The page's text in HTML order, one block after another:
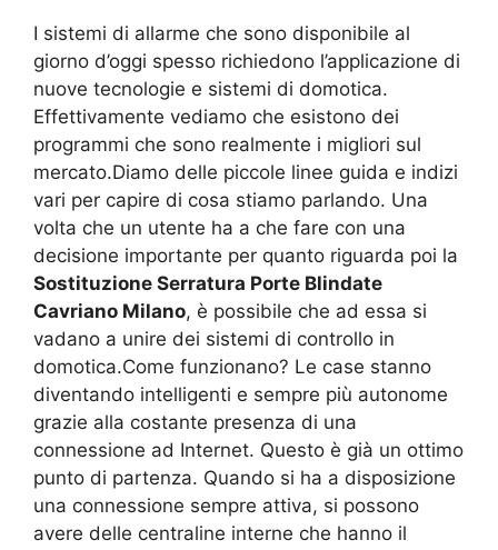
I sistemi di allarme che sono disponibile al
giorno d’oggi spesso richiedono l’applicazione di
nuove tecnologie e sistemi di domotica.
Effettivamente vediamo che esistono dei
programmi che sono realmente i migliori sul
mercato.Diamo delle piccole linee guida e indizi
vari per capire di cosa stiamo parlando. Una
volta che un utente ha a che fare con una
decisione importante per quanto riguarda poi la
Sostituzione Serratura Porte Blindate
Cavriano Milano, è possibile che ad essa si
vadano a unire dei sistemi di controllo in
domotica.Come funzionano? Le case stanno
diventando intelligenti e sempre più autonome
grazie alla costante presenza di una
connessione ad Internet. Questo è già un ottimo
punto di partenza. Quando si ha a disposizione
una connessione sempre attiva, si possono
avere delle centraline interne che hanno il